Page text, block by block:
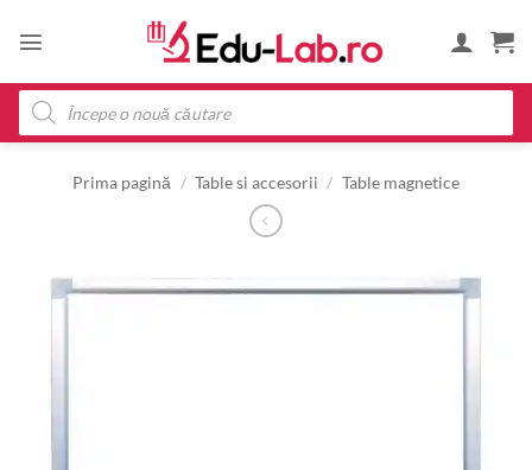
Products
search
Prima pagină / Table si accesorii / Table magnetice